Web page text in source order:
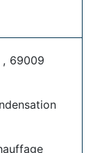
, 69009